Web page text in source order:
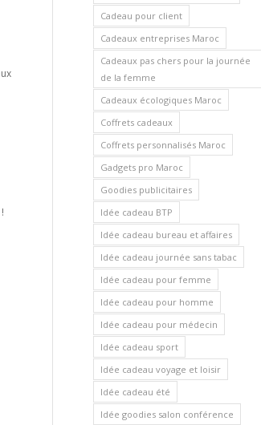
Cadeau pour client
Cadeaux entreprises Maroc
Cadeaux pas chers pour la journée
de la femme
Cadeaux écologiques Maroc
Coffrets cadeaux
Coffrets personnalisés Maroc
Gadgets pro Maroc
Goodies publicitaires
Idée cadeau BTP
Idée cadeau bureau et affaires
Idée cadeau journée sans tabac
Idée cadeau pour femme
Idée cadeau pour homme
Idée cadeau pour médecin
Idée cadeau sport
Idée cadeau voyage et loisir
Idée cadeau été
Idée goodies salon conférence